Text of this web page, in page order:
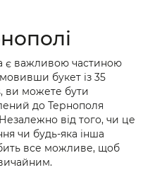
є важливою частиною
букет із 35
ви можете бути
до Тернополя
від того, чи це
чи будь-яка інша
все можливе, щоб